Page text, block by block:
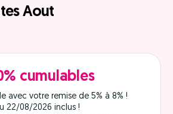
Aout
cumulables
avec votre remise de 5% à 8% !
22/08/2026 inclus !